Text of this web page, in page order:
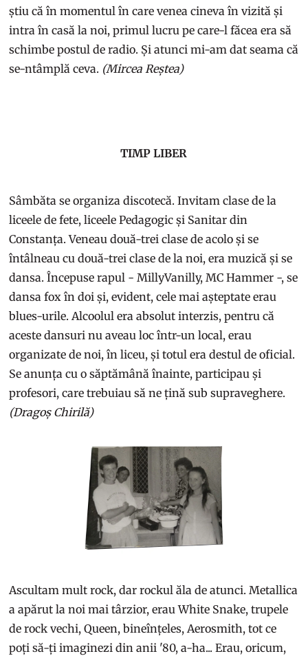
știu că în momentul în care venea cineva în vizită și
intra în casă la noi, primul lucru pe care-l făcea era să
schimbe postul de radio. Și atunci mi-am dat seama că
se-ntâmplă ceva. (Mircea Reștea)
TIMP LIBER
Sâmbăta se organiza discotecă. Invitam clase de la
liceele de fete, liceele Pedagogic și Sanitar din
Constanța. Veneau două-trei clase de acolo și se
întâlneau cu două-trei clase de la noi, era muzică și se
dansa. Începuse rapul - MillyVanilly, MC Hammer -, se
dansa fox în doi și, evident, cele mai așteptate erau
blues-urile. Alcoolul era absolut interzis, pentru că
aceste dansuri nu aveau loc într-un local, erau
organizate de noi, în liceu, și totul era destul de oficial.
Se anunța cu o săptămână înainte, participau și
profesori, care trebuiau să ne țină sub supraveghere.
(Dragoș Chirilă)
Ascultam mult rock, dar rockul ăla de atunci. Metallica
a apărut la noi mai târzior, erau White Snake, trupele
de rock vechi, Queen, bineînțeles, Aerosmith, tot ce
poți să-ți imaginezi din anii '80, a-ha... Erau, oricum,